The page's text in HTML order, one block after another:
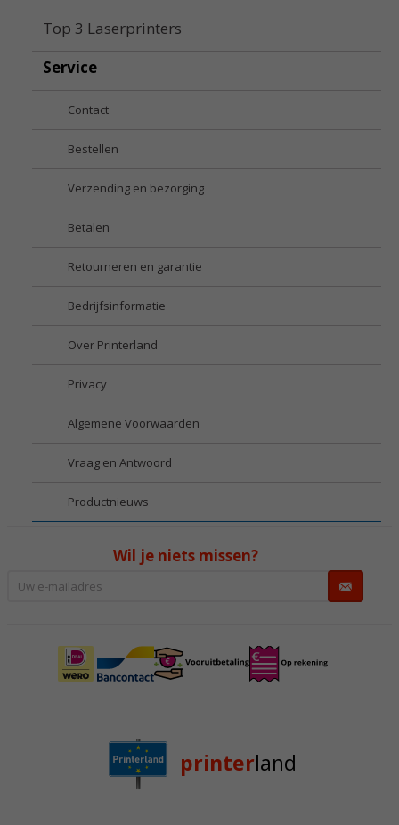
Top 3 Laserprinters
Service
Contact
Bestellen
Verzending en bezorging
Betalen
Retourneren en garantie
Bedrijfsinformatie
Over Printerland
Privacy
Algemene Voorwaarden
Vraag en Antwoord
Productnieuws
Wil je niets missen?
printerland